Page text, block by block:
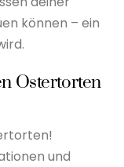
können – ein
Ostertorten
und